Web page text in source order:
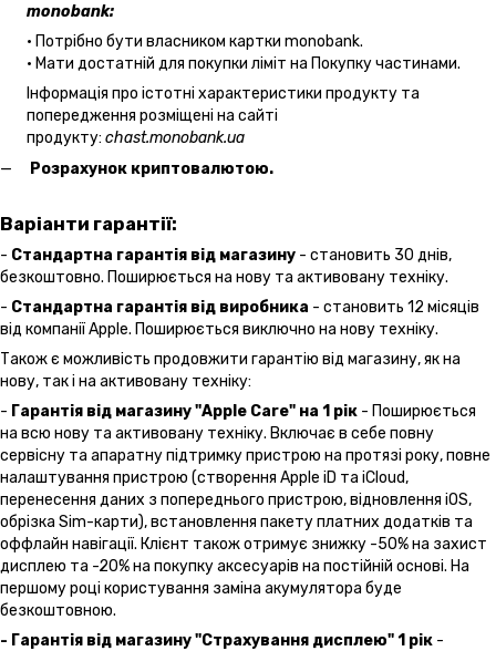
monobank:
• Потрібно бути власником картки monobank.
• Мати достатній для покупки ліміт на Покупку частинами.
Інформація про істотні характеристики продукту та
попередження розміщені на сайті
продукту: chast.monobank.ua
Розрахунок криптовалютою.
Варіанти гарантії:
- Стандартна гарантія від магазину - становить 30 днів,
безкоштовно. Поширюється на нову та активовану техніку.
- Стандартна гарантія від виробника - становить 12 місяців
від компанії Apple. Поширюється виключно на нову техніку.
Також є можливість продовжити гарантію від магазину, як на
нову, так і на активовану техніку:
- Гарантія від магазину "Apple Care" на 1 рік - Поширюється
на всю нову та активовану техніку. Включає в себе повну
сервісну та апаратну підтримку пристрою на протязі року, повне
налаштування пристрою (створення Apple iD та iCloud,
перенесення даних з попереднього пристрою, відновлення іOS,
обрізка Sim-карти), встановлення пакету платних додатків та
оффлайн навігації. Клієнт також отримує знижку -50% на захист
дисплею та -20% на покупку аксесуарів на постійній основі. На
першому році користування заміна акумулятора буде
безкоштовною.
- Гарантія від магазину "Страхування дисплею" 1 рік -